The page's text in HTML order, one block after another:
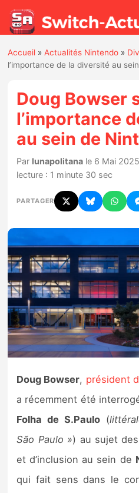
Actualités
Jeux
Hardware
Mises à jour
Chiffres de ventes
Rumeurs
Nintendo Direct
Tests et previews
Tests de jeux
Tests d’accessoires
Previews
Précommandes
Accueil »Actualités Nintendo »
l’importance de la diversité au
Doug Bowser
l’importance
au sein de
Par lunapolitana le 6 Mai
lecture : 1 minute 30 sec
PARTAGER
Doug Bowser, président
a récemment été
Folha de S.Paulo (
São Paulo ») au sujet
et d’inclusion au sein de
qui fait sens dans le